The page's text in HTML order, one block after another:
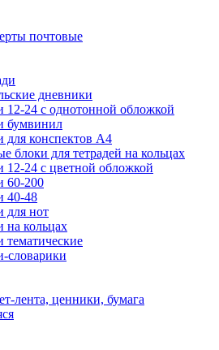
почтовые
дневники
12-24 с однотонной обложкой
бумвинил
для конспектов А4
блоки для тетрадей на кольцах
12-24 с цветной обложкой
60-200
40-48
для нот
на кольцах
тематические
словарики
лента, ценники, бумага